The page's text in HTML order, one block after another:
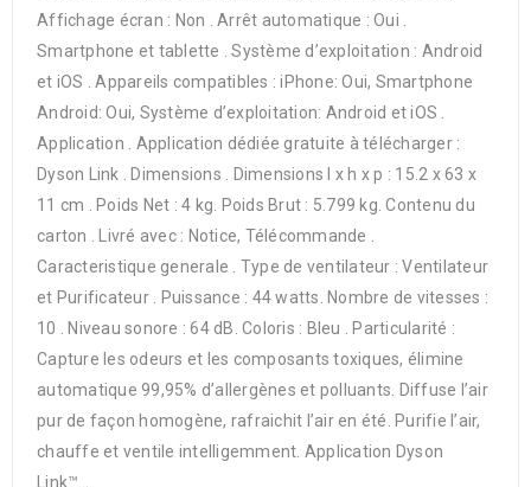
Affichage écran : Non . Arrêt automatique : Oui .
Smartphone et tablette . Système d’exploitation : Android
et iOS . Appareils compatibles : iPhone: Oui, Smartphone
Android: Oui, Système d’exploitation: Android et iOS .
Application . Application dédiée gratuite à télécharger :
Dyson Link . Dimensions . Dimensions l x h x p : 15.2 x 63 x
11 cm . Poids Net : 4 kg. Poids Brut : 5.799 kg. Contenu du
carton . Livré avec : Notice, Télécommande .
Caracteristique generale . Type de ventilateur : Ventilateur
et Purificateur . Puissance : 44 watts. Nombre de vitesses :
10 . Niveau sonore : 64 dB. Coloris : Bleu . Particularité :
Capture les odeurs et les composants toxiques, élimine
automatique 99,95% d’allergènes et polluants. Diffuse l’air
pur de façon homogène, rafraichit l’air en été. Purifie l’air,
chauffe et ventile intelligemment. Application Dyson
Link™…